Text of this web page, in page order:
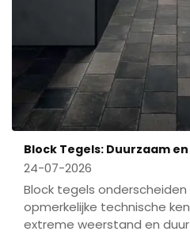
Block Tegels: Duurzaam
24-07-2026
Block tegels onderscheiden
opmerkelijke technische
extreme weerstand en